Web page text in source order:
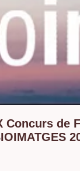
Concurs de